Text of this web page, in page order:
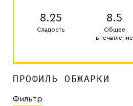
8.25
Сладость
8.5
Общее
впечатление
ПРОФИЛЬ ОБЖАРКИ
Фильтр